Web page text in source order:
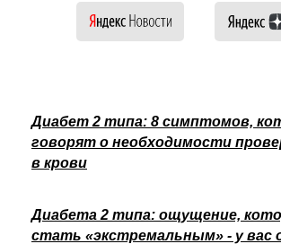
Диабет 2 типа: 8 симптомов,
говорят о необходимости
в крови
Диабета 2 типа: ощущение,
стать «экстремальным» - у вас